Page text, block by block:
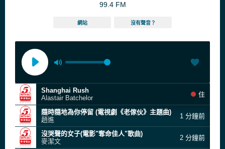
99.4 FM
網站 沒有聲音？
Shanghai Rush
Alastair Batchelor
住
隨時隨地為你停留 (電視劇《老傢伙》主題曲)
趙進
1 分鐘前
沒哭聲的女子(電影"奪命佳人"歌曲)
麥潔文
2 分鐘前